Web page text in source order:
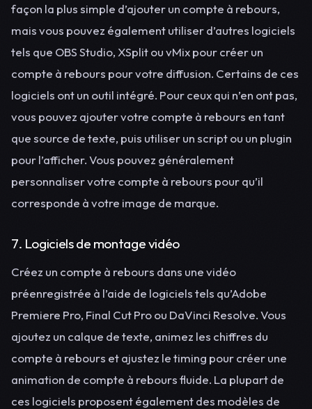
façon la plus simple d’ajouter un compte à rebours,
mais vous pouvez également utiliser d’autres logiciels
tels que OBS Studio, XSplit ou vMix pour créer un
compte à rebours pour votre diffusion. Certains de ces
logiciels ont un outil intégré. Pour ceux qui n’en ont pas,
vous pouvez ajouter votre compte à rebours en tant
que source de texte, puis utiliser un script ou un plugin
pour l’afficher. Vous pouvez généralement
personnaliser votre compte à rebours pour qu’il
corresponde à votre image de marque.
7. Logiciels de montage vidéo
Créez un compte à rebours dans une vidéo
préenregistrée à l’aide de logiciels tels qu’Adobe
Premiere Pro, Final Cut Pro ou DaVinci Resolve. Vous
ajoutez un calque de texte, animez les chiffres du
compte à rebours et ajustez le timing pour créer une
animation de compte à rebours fluide. La plupart de
ces logiciels proposent également des modèles de